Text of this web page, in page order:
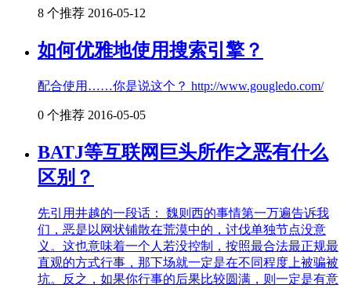
8 个推荐 2016-05-12
如何优雅地使用搜索引擎？
配合使用……你是说这个？ http://www.gougledo.com/
0 个推荐 2016-05-05
BATJ等互联网巨头所作之恶有什么
区别？
先引用井越的一段话： 魏则西的事情第一万遍告诉我
们，恶是以网状铺散在荒漠中的，讨伐单独节点没意
义。这也意味着一个人若没控制，按照最合法最正规最
直观的方式行事，那下场就一定是在不同程度上被骗被
坑。反之，如果你行事的后果比较圆满，则一定是有意